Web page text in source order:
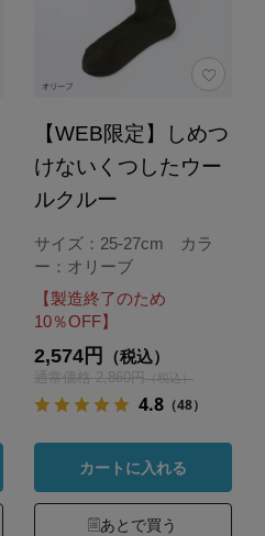
【WEB限定】しめつ
けないくつしたウー
ルクルー
サイズ：25-27cm カラ
ー：オリーブ
【製造終了のため
10％OFF】
2,574円 （税込）
通常価格 2,860円 （税込）
4.8（48）
カートに入れる
あとで買う